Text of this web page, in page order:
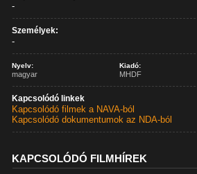
-
Személyek:
-
Nyelv:
magyar
Kiadó:
MHDF
Kapcsolódó linkek
Kapcsolódó filmek a NAVA-ból
Kapcsolódó dokumentumok az NDA-ból
KAPCSOLÓDÓ FILMHÍREK